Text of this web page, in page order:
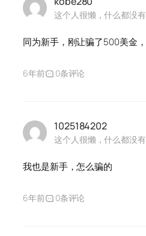
这个人很懒，什么都没
同为新手，刚让骗了500美金
6年前 0条评论
1025184202
这个人很懒，什么都没
我也是新手，怎么骗的
6年前 0条评论